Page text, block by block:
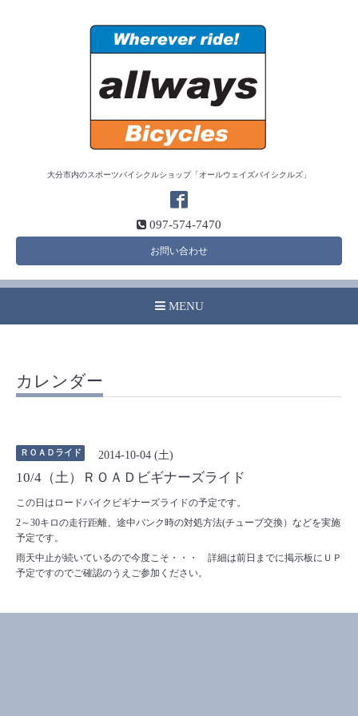
大分市内のスポーツバイシクルショップ「オールウェイズバイシクルズ」
097-574-7470
お問い合わせ
MENU
カレンダー
ＲＯＡＤライド 2014-10-04 (土)
10/4（土）ＲＯＡＤビギナーズライド
この日はロードバイクビギナーズライドの予定です。
2～30キロの走行距離、途中パンク時の対処方法(チューブ交換）などを実施
予定です。
雨天中止が続いているので今度こそ・・・ 詳細は前日までに掲示板にＵＰ
予定ですのでご確認のうえご参加ください。